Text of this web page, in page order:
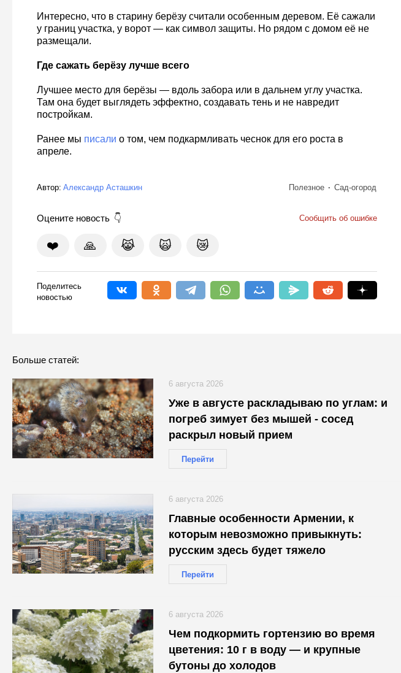
Интересно, что в старину берёзу считали особенным деревом. Её сажали
у границ участка, у ворот — как символ защиты. Но рядом с домом её не
размещали.
Где сажать берёзу лучше всего
Лучшее место для берёзы — вдоль забора или в дальнем углу участка.
Там она будет выглядеть эффектно, создавать тень и не навредит
постройкам.
Ранее мы писали о том, чем подкармливать чеснок для его роста в
апреле.
Автор: Александр Асташкин Полезное Сад-огород
Оцените новость Сообщить об ошибке
❤️ 🙏 😹 🙀 😿
Поделитесь
новостью
Больше статей:
Уже в августе раскладываю по углам: и
погреб зимует без мышей - сосед
раскрыл новый прием
Перейти
6 августа 2026
Главные особенности Армении, к
которым невозможно привыкнуть:
русским здесь будет тяжело
Перейти
6 августа 2026
Чем подкормить гортензию во время
цветения: 10 г в воду — и крупные
бутоны до холодов
6 августа 2026